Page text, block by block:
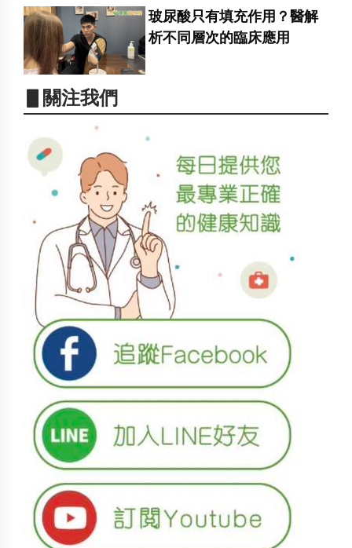
玻尿酸只有填充作用？醫解
析不同層次的臨床應用
▋關注我們